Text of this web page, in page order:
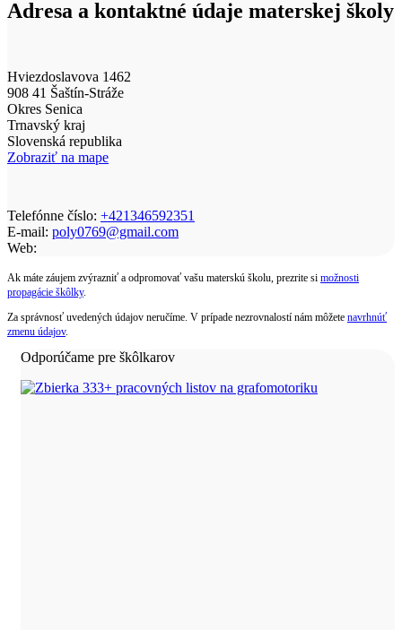
Adresa a kontaktné údaje materskej školy
Hviezdoslavova 1462
908 41 Šaštín-Stráže
Okres Senica
Trnavský kraj
Slovenská republika
Zobraziť na mape
Telefónne číslo: +421346592351
E-mail: poly0769@gmail.com
Web:
Ak máte záujem zvýrazniť a odpromovať vašu materskú školu, prezrite si možnosti
propagácie škôlky.
Za správnosť uvedených údajov neručíme. V prípade nezrovnalostí nám môžete navrhnúť
zmenu údajov.
Odporúčame pre škôlkarov